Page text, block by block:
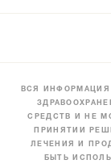
ВСЯ
СРЕДСТВ И НЕ
ПРИНЯТИИ
ЛЕЧЕНИЯ И
БЫТЬ